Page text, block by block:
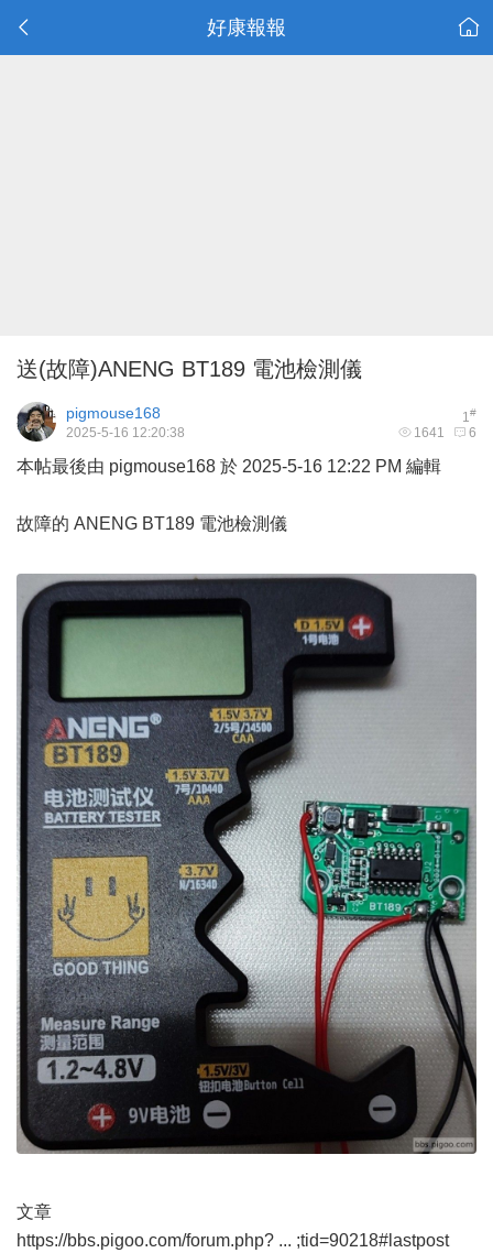
好康報報
送(故障)ANENG BT189 電池檢測儀
1#
pigmouse168
1641 6
2025-5-16 12:20:38
本帖最後由 pigmouse168 於 2025-5-16 12:22 PM 編輯
故障的 ANENG BT189 電池檢測儀
文章
https://bbs.pigoo.com/forum.php? ... ;tid=90218#lastpost